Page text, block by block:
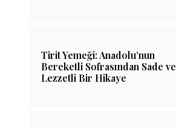
Tirit Yemeği: Anadolu’nun
Bereketli Sofrasından Sade ve
Lezzetli Bir Hikaye